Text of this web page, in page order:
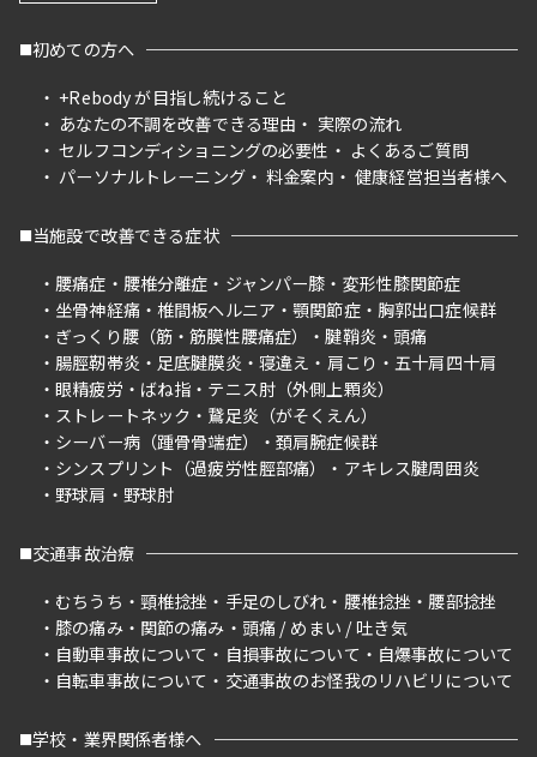
初めての方へ
+Rebody が目指し続けること
あなたの不調を改善できる理由
実際の流れ
セルフコンディショニングの必要性
よくあるご質問
パーソナルトレーニング
料金案内 健康経営担当者様へ
当施設で改善できる症状
腰痛症
腰椎分離症 ジャンパー膝
変形性膝関節症
坐骨神経痛
椎間板ヘルニア 顎関節症
胸郭出口症候群
ぎっくり腰（筋・筋膜性腰痛症）
腱鞘炎
頭痛
腸脛靭帯炎
足底腱膜炎 寝違え 肩こり
五十肩四十肩
眼精疲労
ばね指
テニス肘（外側上顆炎）
ストレートネック
鵞足炎（がそくえん）
シーバー病（踵骨骨端症）
頚肩腕症候群
シンスプリント（過疲労性脛部痛）
アキレス腱周囲炎
野球肩
野球肘
交通事故治療
むちうち
頸椎捻挫 手足のしびれ 腰椎捻挫
腰部捻挫
膝の痛み
関節の痛み
頭痛 / めまい / 吐き気
自動車事故について
自損事故について
自爆事故について
自転車事故について
交通事故のお怪我のリハビリについて
学校・業界関係者様へ